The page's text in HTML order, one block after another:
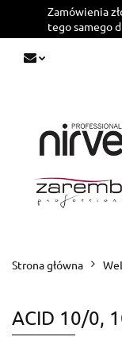
Zamówienia
tego samego
Strona główna
ACID 10/0,